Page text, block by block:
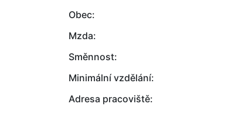
Obec:
Mzda:
Směnnost:
Minimální vzdělání:
Adresa pracoviště: